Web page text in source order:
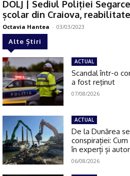
DOLJ | Sediul Poliției
școlar din Craiova,
Octavia Hantea - 03/03/2023
Alte Știri
ACTUAL
Scandal într-o
a fost reţinut
07/08/2026
ACTUAL
De la Dunărea
conspirației:
în experți și
06/08/2026